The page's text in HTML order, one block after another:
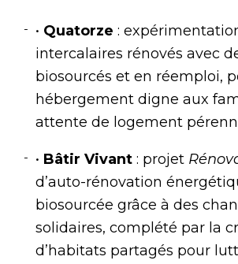
• Quatorze :
intercalaires rénovés avec
biosourcés et en réemploi,
hébergement digne aux
attente de logement
• Bâtir Vivant : projet
d’auto-rénovation
biosourcée grâce à des
solidaires, complété par la
d’habitats partagés pour